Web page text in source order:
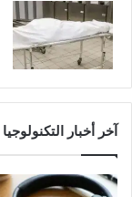
آخر أخبار التكنولوجيا